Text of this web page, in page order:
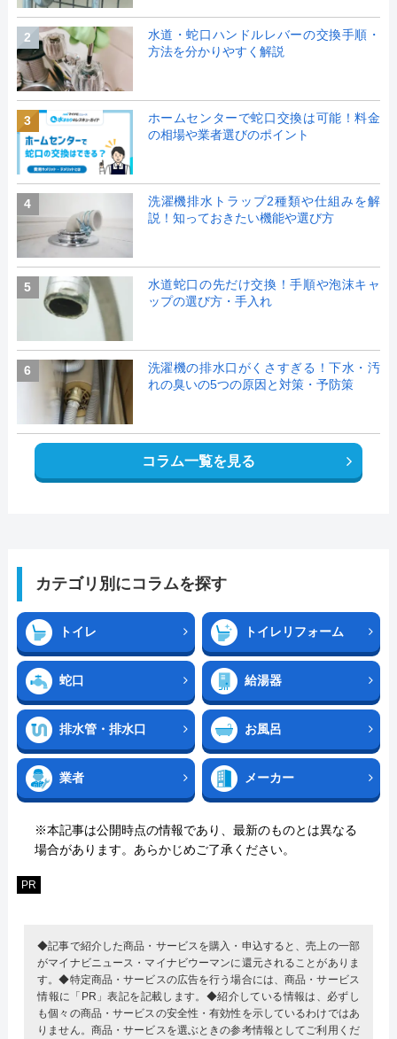
2
水道・蛇口ハンドルレバーの交換手順・
方法を分かりやすく解説
3
ホームセンターで蛇口交換は可能！料金
の相場や業者選びのポイント
4
洗濯機排水トラップ2種類や仕組みを解
説！知っておきたい機能や選び方
5
水道蛇口の先だけ交換！手順や泡沫キャ
ップの選び方・手入れ
6
洗濯機の排水口がくさすぎる！下水・汚
れの臭いの5つの原因と対策・予防策
コラム一覧を見る
カテゴリ別にコラムを探す
トイレ トイレリフォーム
蛇口 給湯器
排水管・排水口 お風呂
業者 メーカー
※本記事は公開時点の情報であり、最新のものとは異なる
場合があります。あらかじめご了承ください。
PR
◆記事で紹介した商品・サービスを購入・申込すると、売上の一部
がマイナビニュース・マイナビウーマンに還元されることがありま
す。◆特定商品・サービスの広告を行う場合には、商品・サービス
情報に「PR」表記を記載します。◆紹介している情報は、必ずし
も個々の商品・サービスの安全性・有効性を示しているわけではあ
りません。商品・サービスを選ぶときの参考情報としてご利用くだ